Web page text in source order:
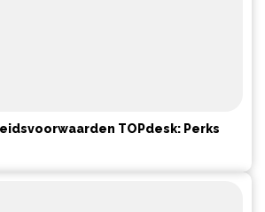
TOPdesk: Perks